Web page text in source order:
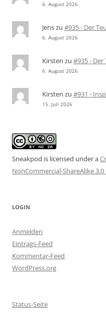
6. August 2026
Jenszu #935 - Der
6. August 2026
Kirsten zu #935 -
6. August 2026
Kirsten zu #931 -
15. Juli 2026
Sneakpod is licensed under a
NonCommercial-ShareAlike
LOGIN
Anmelden
Eintrags-Feed
Kommentar-Feed
WordPress.org
Status-Seite